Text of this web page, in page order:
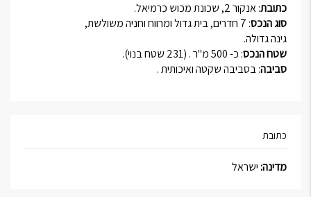
כתובת: אנקור 2, שכונת מכוש כרמיאל.
סוג הנכס: 7 חדרים, בית גדול ומרווח וחניה משולשת,
גינה גדולה.
שטח הנכס: כ- 500 מ"ר . (231 שטח בנוי).
סביבה: בסביבה שקטה ואיכותית .
כתובת
מדינה:ישראל